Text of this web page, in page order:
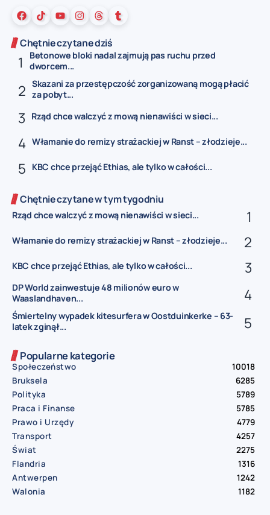
Chętnie czytane dziś
Betonowe bloki nadal zajmują pas ruchu przed
dworcem...
Skazani za przestępczość zorganizowaną mogą płacić
za pobyt...
Rząd chce walczyć z mową nienawiści w sieci...
Włamanie do remizy strażackiej w Ranst – złodzieje...
KBC chce przejąć Ethias, ale tylko w całości...
Chętnie czytane w tym tygodniu
Rząd chce walczyć z mową nienawiści w sieci...
Włamanie do remizy strażackiej w Ranst – złodzieje...
KBC chce przejąć Ethias, ale tylko w całości...
DP World zainwestuje 48 milionów euro w
Waaslandhaven...
Śmiertelny wypadek kitesurfera w Oostduinkerke – 63-
latek zginął...
Popularne kategorie
Społeczeństwo
10018
Bruksela
6285
Polityka
5789
Praca i Finanse
5785
Prawo i Urzędy
4779
Transport
4257
Świat
2275
Flandria
1316
Antwerpen
1242
Walonia
1182